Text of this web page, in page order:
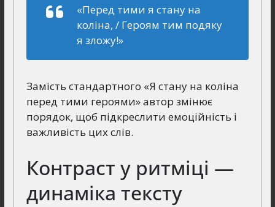
«Перед тими я стану на
коліна, / Героям тим подяку
я зложу!»
Замість стандартного «Я стану на коліна
перед тими героями» автор змінює
порядок, щоб підкреслити емоційність і
важливість цих слів.
Контраст у ритміці —
динаміка тексту